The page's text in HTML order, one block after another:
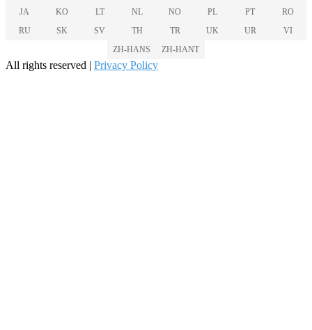
JA
KO LT NL NO PL PT
RO
RU
SK SV TH TR UK UR
VI
ZH-HANS
ZH-HANT
All rights reserved | Privacy Policy